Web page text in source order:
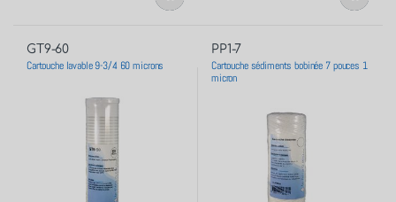
GT9-60
Cartouche lavable 9-3/4 60 microns
PP1-7
Cartouche sédiments bobinée 7 pouces 1
micron